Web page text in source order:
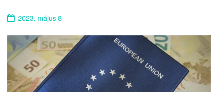
2023. május 8